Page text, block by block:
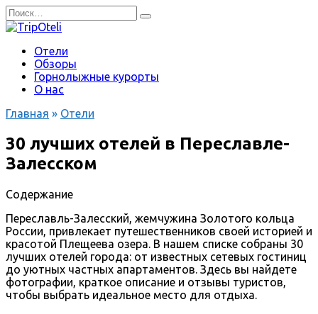
Перейти
к
содержанию
Search
for:
Отели
Обзоры
Горнолыжные курорты
О нас
Главная » Отели
30 лучших отелей в Переславле-
Залесском
Содержание
Переславль-Залесский, жемчужина Золотого кольца
России, привлекает путешественников своей историей и
красотой Плещеева озера. В нашем списке собраны 30
лучших отелей города: от известных сетевых гостиниц
до уютных частных апартаментов. Здесь вы найдете
фотографии, краткое описание и отзывы туристов,
чтобы выбрать идеальное место для отдыха.